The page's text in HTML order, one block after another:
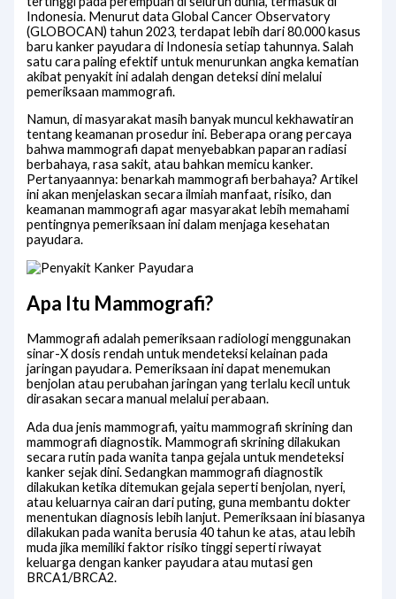
Indonesia. Menurut data Global Cancer Observatory
(GLOBOCAN) tahun 2023, terdapat lebih dari 80.000 kasus
baru kanker payudara di Indonesia setiap tahunnya. Salah
satu cara paling efektif untuk menurunkan angka kematian
akibat penyakit ini adalah dengan deteksi dini melalui
pemeriksaan mammografi.
Namun, di masyarakat masih banyak muncul kekhawatiran
tentang keamanan prosedur ini. Beberapa orang percaya
bahwa mammografi dapat menyebabkan paparan radiasi
berbahaya, rasa sakit, atau bahkan memicu kanker.
Pertanyaannya: benarkah mammografi berbahaya? Artikel
ini akan menjelaskan secara ilmiah manfaat, risiko, dan
keamanan mammografi agar masyarakat lebih memahami
pentingnya pemeriksaan ini dalam menjaga kesehatan
payudara.
Apa Itu Mammografi?
Mammografi adalah pemeriksaan radiologi menggunakan
sinar-X dosis rendah untuk mendeteksi kelainan pada
jaringan payudara. Pemeriksaan ini dapat menemukan
benjolan atau perubahan jaringan yang terlalu kecil untuk
dirasakan secara manual melalui perabaan.
Ada dua jenis mammografi, yaitu mammografi skrining dan
mammografi diagnostik. Mammografi skrining dilakukan
secara rutin pada wanita tanpa gejala untuk mendeteksi
kanker sejak dini. Sedangkan mammografi diagnostik
dilakukan ketika ditemukan gejala seperti benjolan, nyeri,
atau keluarnya cairan dari puting, guna membantu dokter
menentukan diagnosis lebih lanjut. Pemeriksaan ini biasanya
dilakukan pada wanita berusia 40 tahun ke atas, atau lebih
muda jika memiliki faktor risiko tinggi seperti riwayat
keluarga dengan kanker payudara atau mutasi gen
BRCA1/BRCA2.